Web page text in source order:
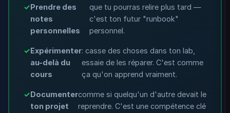
Prendre des
notes
personnelles
que tu pourras relire plus tard —
c'est ton futur "runbook"
personnel.
Expérimenter
au-delà du
cours
: casse des choses dans ton lab,
essaie de les réparer. C'est comme
ça qu'on apprend vraiment.
Documenter
ton projet
comme si quelqu'un d'autre devait le
reprendre. C'est une compétence clé